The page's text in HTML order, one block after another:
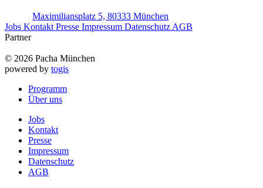
Maximiliansplatz 5, 80333 München
Jobs Kontakt Presse Impressum Datenschutz AGB
Partner
© 2026 Pacha München
powered by togis
Programm
Über uns
Jobs
Kontakt
Presse
Impressum
Datenschutz
AGB